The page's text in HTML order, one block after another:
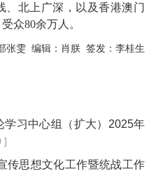
、北上广深，以及香港澳门
众80余万人。
张雯 编辑：肖朕 签发：李桂生
学习中心组（扩大）2025年
]
传思想文化工作暨统战工作